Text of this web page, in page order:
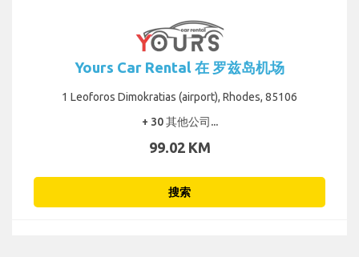
Yours Car Rental 在 罗兹岛机场
1 Leoforos Dimokratias (airport), Rhodes, 85106
+ 30 其他公司...
99.02 KM
搜索